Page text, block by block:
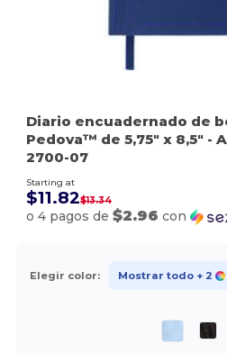
Diario encuadernado de
Pedova™ de 5,75" x 8,5" -
2700-07
Starting at
$11.82$13.34
o 4 pagos de$2.96 con
Elegir color: Mostrar todo + 2